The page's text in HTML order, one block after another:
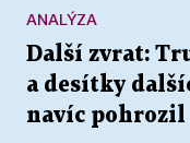
Další zvrat:
a desítky
navíc
ANALÝZA